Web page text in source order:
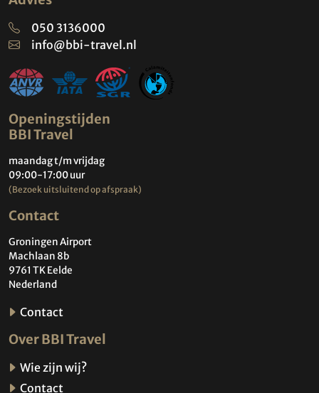
050 3136000
info@bbi-travel.nl
Openingstijden
BBI Travel
maandag t/m vrijdag
09:00-17:00 uur
(Bezoek uitsluitend op afspraak)
Contact
Groningen Airport
Machlaan 8b
9761 TK Eelde
Nederland
Contact
Over BBI Travel
Wie zijn wij?
Contact